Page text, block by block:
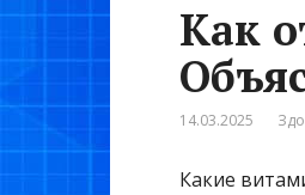
Как
14.03.2025
Какие